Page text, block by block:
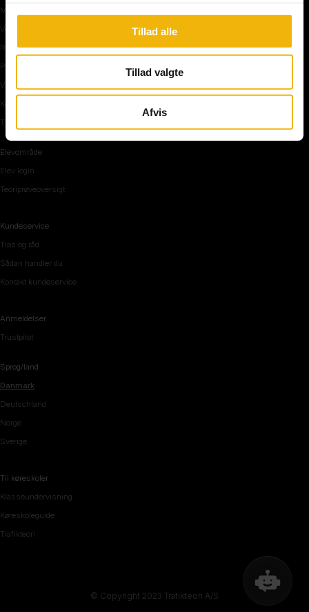
Tillad alle
Tillad valgte
Afvis
Manøvre på vej
Vejkryds
Rundkørsel og motorvej
Parkering, mørke og tunnel
Vi mennesker
Køreteknik
Tips og råd inden teoriprøven
Elevområde
Elev login
Teoriprøveoversigt
Kundeservice
Tips og råd
Sådan handler du
Kontakt kundeservice
Anmeldelser
Trustpilot
Sprog/land
Danmark
Deutschland
Norge
Sverige
Til køreskoler
Klasseundervisning
Køreskoleguide
Trafikteori
© Copyright 2023 Trafikteori A/S